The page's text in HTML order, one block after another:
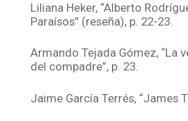
Liliana Heker, “Alberto
Paraísos” (reseña), p. 22-23.
Armando Tejada Gómez, “La
del compadre”, p. 23.
Jaime García Terrés, “James